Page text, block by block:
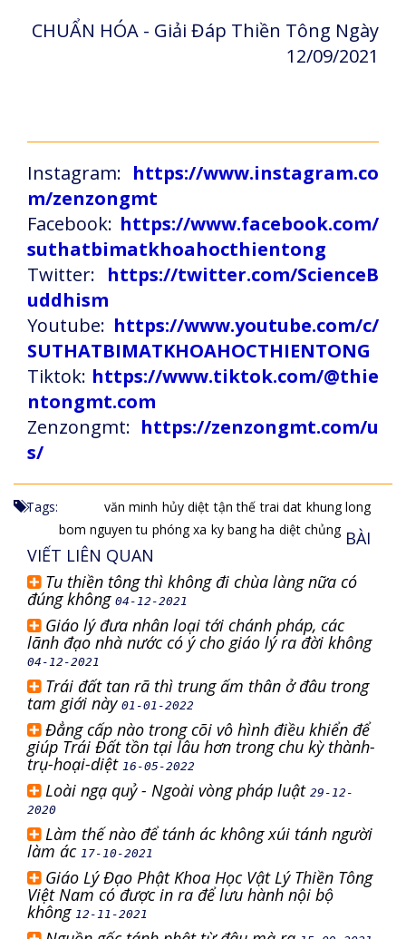
CHUẨN HÓA - Giải Đáp Thiền Tông Ngày
12/09/2021
Instagram: https://www.instagram.co
m/zenzongmt
Facebook: https://www.facebook.com/
suthatbimatkhoahocthientong
Twitter: https://twitter.com/ScienceB
uddhism
Youtube: https://www.youtube.com/c/
SUTHATBIMATKHOAHOCTHIENTONG
Tiktok: https://www.tiktok.com/@thie
ntongmt.com
Zenzongmt: https://zenzongmt.com/u
s/
Tags: văn minh hủy diệt tận thế trai dat khung long
bom nguyen tu phóng xa ky bang ha diệt chủng BÀI
VIẾT LIÊN QUAN
Tu thiền tông thì không đi chùa làng nữa có
đúng không 04-12-2021
Giáo lý đưa nhân loại tới chánh pháp, các
lãnh đạo nhà nước có ý cho giáo lý ra đời không
04-12-2021
Trái đất tan rã thì trung ấm thân ở đâu trong
tam giới này 01-01-2022
Đẳng cấp nào trong cõi vô hình điều khiển để
giúp Trái Đất tồn tại lâu hơn trong chu kỳ thành-
trụ-hoại-diệt 16-05-2022
Loài ngạ quỷ - Ngoài vòng pháp luật 29-12-
2020
Làm thế nào để tánh ác không xúi tánh người
làm ác 17-10-2021
Giáo Lý Đạo Phật Khoa Học Vật Lý Thiền Tông
Việt Nam có được in ra để lưu hành nội bộ
không 12-11-2021